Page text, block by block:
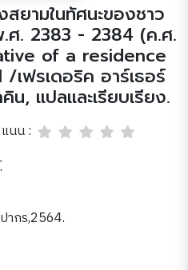
ยามในทัศนะของชาว
.ศ. 2383 - 2384 (ค.ศ.
of a residence
เฟรเดอริค อาร์เธอร์
, แปลและเรียบเรียง.
นน :
ากร,2564.